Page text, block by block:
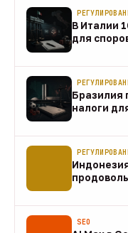
В Италии
для
Бразилия
налоги
SEO